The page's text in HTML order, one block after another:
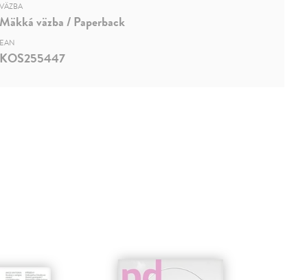
VÄZBA
Mäkká väzba / Paperback
EAN
KOS255447